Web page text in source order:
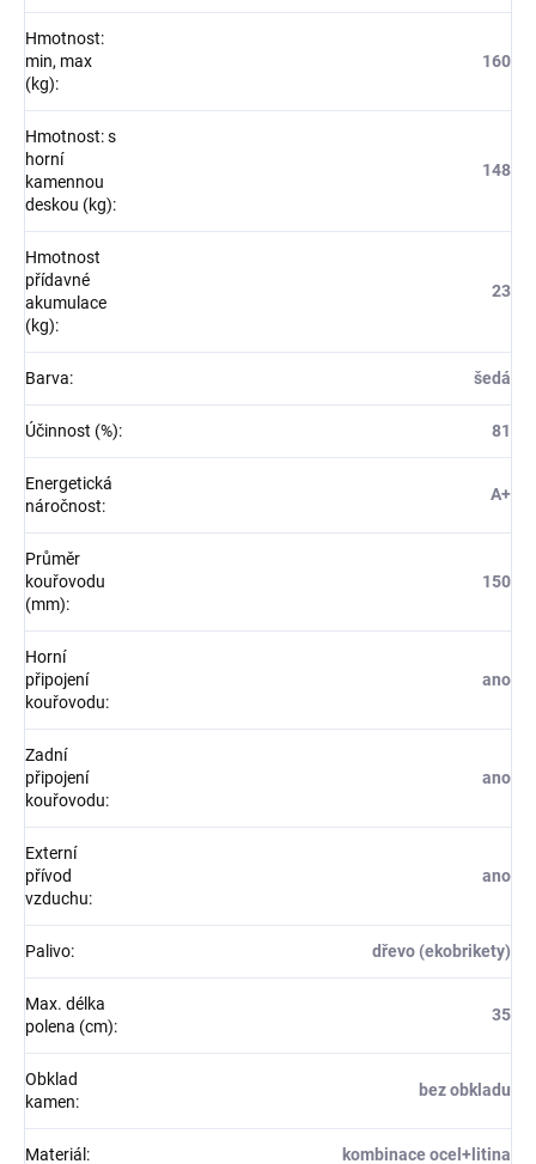
Hmotnost:
min, max
(kg):
160
Hmotnost: s
horní
kamennou
deskou (kg):
148
Hmotnost
přídavné
akumulace
(kg):
23
Barva: šedá
Účinnost (%): 81
Energetická
náročnost:
A+
Průměr
kouřovodu
(mm):
150
Horní
připojení
kouřovodu:
ano
Zadní
připojení
kouřovodu:
ano
Externí
přívod
vzduchu:
ano
Palivo: dřevo (ekobrikety)
Max. délka
polena (cm):
35
Obklad
kamen:
bez obkladu
Materiál : kombinace ocel+litina